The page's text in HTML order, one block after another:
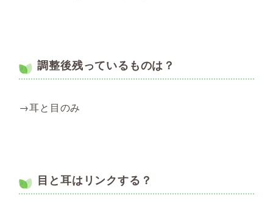
調整後残っているものは？
→耳と目のみ
目と耳はリンクする？